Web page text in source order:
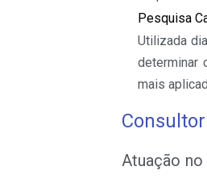
Pesquisa
Utilizada
determinar
mais
Atuação